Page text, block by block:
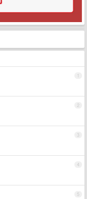
1
2
3
4
5